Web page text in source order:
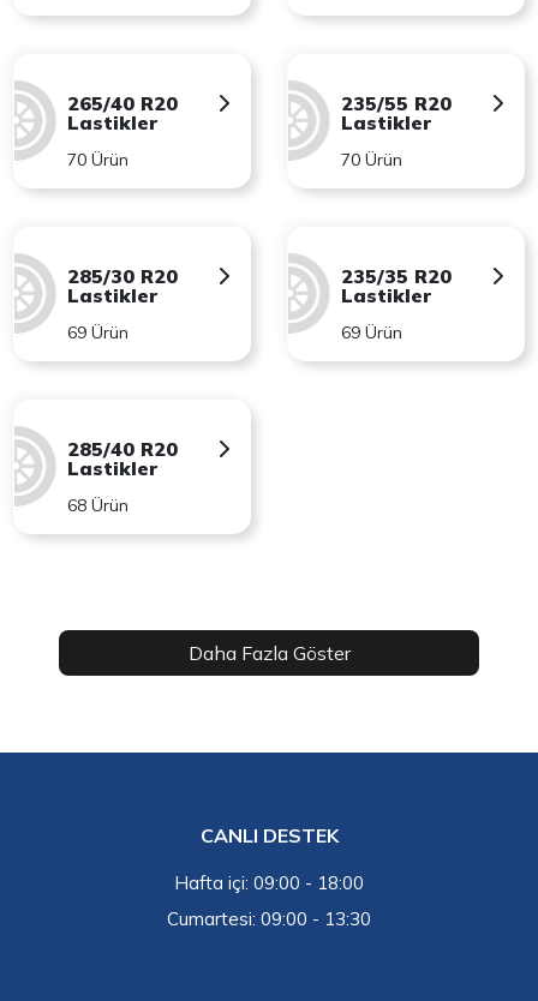
265/40 R20
Lastikler
70 Ürün
235/55 R20
Lastikler
70 Ürün
285/30 R20
Lastikler
69 Ürün
235/35 R20
Lastikler
69 Ürün
285/40 R20
Lastikler
68 Ürün
Daha Fazla Göster
CANLI DESTEK
Hafta içi: 09:00 - 18:00
Cumartesi: 09:00 - 13:30